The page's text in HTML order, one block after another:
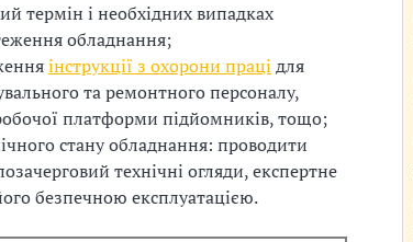
термін і необхідних випадках
обладнання;
інструкції з охорони праці для
та ремонтного персоналу,
платформи підйомників, тощо;
стану обладнання: проводити
технічні огляди, експертне
безпечною експлуатацією.